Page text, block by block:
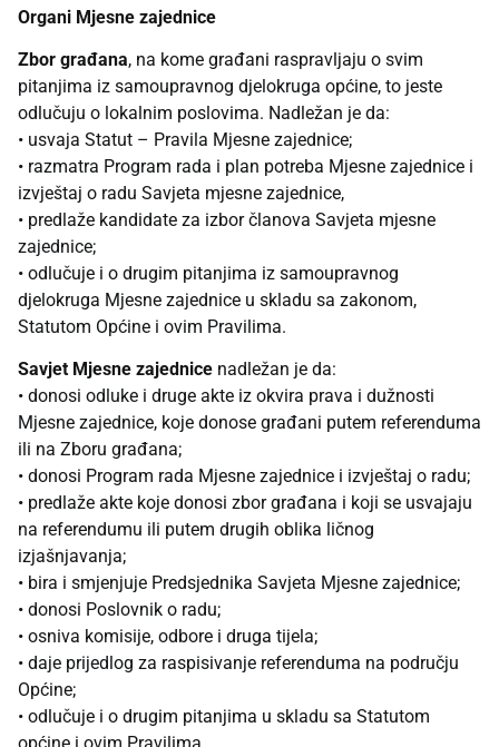
Organi Mjesne zajednice
Zbor građana, na kome građani raspravljaju o svim
pitanjima iz samoupravnog djelokruga općine, to jeste
odlučuju o lokalnim poslovima. Nadležan je da:
• usvaja Statut – Pravila Mjesne zajednice;
• razmatra Program rada i plan potreba Mjesne zajednice i
izvještaj o radu Savjeta mjesne zajednice,
• predlaže kandidate za izbor članova Savjeta mjesne
zajednice;
• odlučuje i o drugim pitanjima iz samoupravnog
djelokruga Mjesne zajednice u skladu sa zakonom,
Statutom Općine i ovim Pravilima.
Savjet Mjesne zajednice nadležan je da:
• donosi odluke i druge akte iz okvira prava i dužnosti
Mjesne zajednice, koje donose građani putem referenduma
ili na Zboru građana;
• donosi Program rada Mjesne zajednice i izvještaj o radu;
• predlaže akte koje donosi zbor građana i koji se usvajaju
na referendumu ili putem drugih oblika ličnog
izjašnjavanja;
• bira i smjenjuje Predsjednika Savjeta Mjesne zajednice;
• donosi Poslovnik o radu;
• osniva komisije, odbore i druga tijela;
• daje prijedlog za raspisivanje referenduma na području
Općine;
• odlučuje i o drugim pitanjima u skladu sa Statutom